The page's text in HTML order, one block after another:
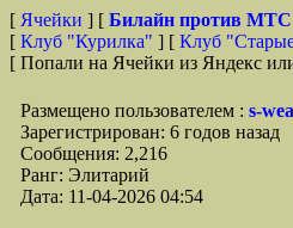
[ Ячейки ] [ Билайн против
[ Клуб "Курилка" ] [ Клуб
[ Попали на Ячейки из Яндекс
Размещено пользователем : s-
Зарегистрирован: 6 годов назад
Сообщения: 2,216
Ранг: Элитарий
Дата: 11-04-2026 04:54